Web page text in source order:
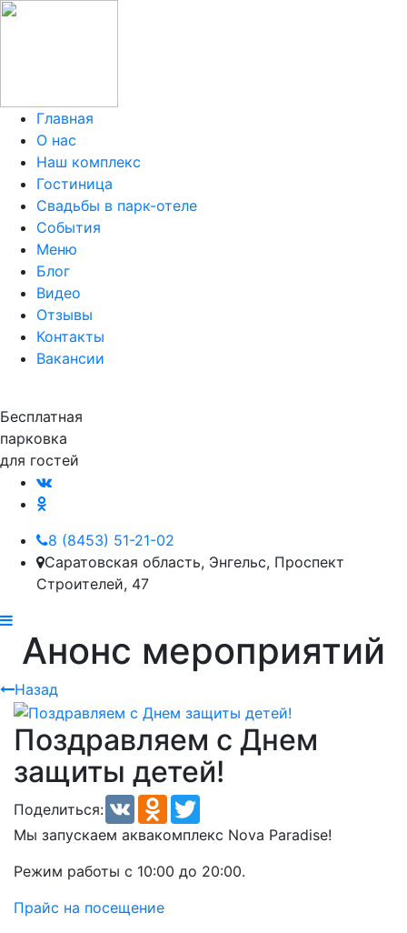
Главная
О нас
Наш комплекс
Гостиница
Свадьбы в парк-отеле
События
Меню
Блог
Видео
Отзывы
Контакты
Вакансии
Бесплатная
парковка
для гостей
8 (8453) 51-21-02
Саратовская область, Энгельс, Проспект
Строителей, 47
Анонс мероприятий
Назад
Поздравляем с Днем
защиты детей!
Поделиться: VK Odnoklassniki
Мы запускаем аквакомплекс Nova Paradise!
Режим работы с 10:00 до 20:00.
Прайс на посещение